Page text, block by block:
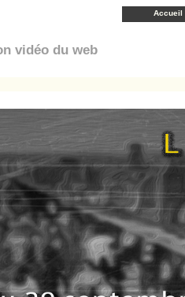
Accueil
vidéo du web